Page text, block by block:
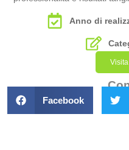
Anno di
Facebook